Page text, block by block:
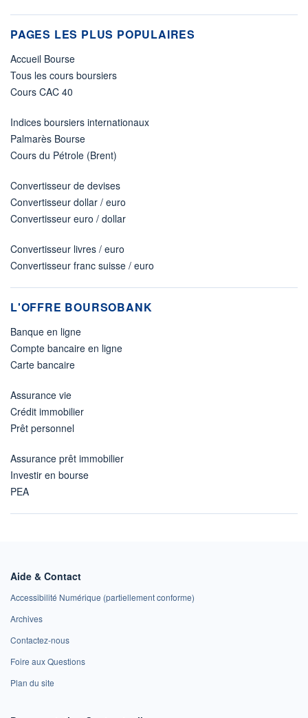
PAGES LES PLUS POPULAIRES
Accueil Bourse
Tous les cours boursiers
Cours CAC 40
Indices boursiers internationaux
Palmarès Bourse
Cours du Pétrole (Brent)
Convertisseur de devises
Convertisseur dollar / euro
Convertisseur euro / dollar
Convertisseur livres / euro
Convertisseur franc suisse / euro
L'OFFRE BOURSOBANK
Banque en ligne
Compte bancaire en ligne
Carte bancaire
Assurance vie
Crédit immobilier
Prêt personnel
Assurance prêt immobilier
Investir en bourse
PEA
Aide & Contact
Accessibilité Numérique (partiellement conforme)
Archives
Contactez-nous
Foire aux Questions
Plan du site